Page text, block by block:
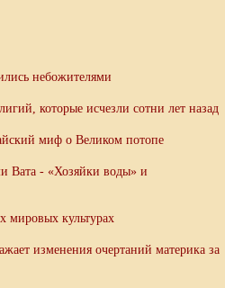
небожителями
которые исчезли сотни лет назад
миф о Великом потопе
Вата - «Хозяйки воды» и
мировых культурах
изменения очертаний материка за